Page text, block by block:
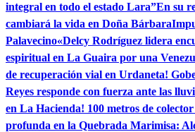
integral en todo el estado Lara”En su
cambiará la vida en Doña Bárbara
Palavecino«Delcy Rodríguez lidera
espiritual en La Guaira por una
de recuperación vial en Urdaneta!
Reyes responde con fuerza ante las
en La Hacienda! 100 metros de
profunda en la Quebrada Marimisa: